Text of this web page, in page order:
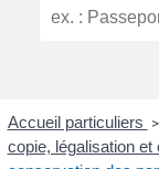
Accueil particuliers >
copie, légalisation